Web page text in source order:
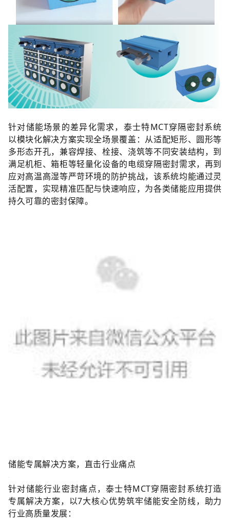
针对储能场景的差异化需求，泰士特MCT穿隔密封系统
以模块化解决方案实现全场景覆盖：从适配矩形、圆形等
多形态开孔，兼容焊接、栓接、浇筑等不同安装结构，到
满足机柜、箱柜等轻量化设备的电缆穿隔密封需求，再到
应对高温高湿等严苛环境的防护挑战，该系统均能通过灵
活配置，实现精准匹配与快速响应，为各类储能应用提供
持久可靠的密封保障。
储能专属解决方案，直击行业痛点
针对储能行业密封痛点，泰士特MCT穿隔密封系统打造
专属解决方案，以7大核心优势筑牢储能安全防线，助力
行业高质量发展：